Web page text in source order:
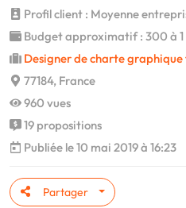
Profil client : Moyenne
Budget approximatif : 300 à
Designer de charte
77184, France
960 vues
19 propositions
Publiée le 10 mai 2019 à 16:23
Partager